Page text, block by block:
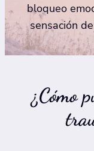
bloqueo
sensación
¿Cómo